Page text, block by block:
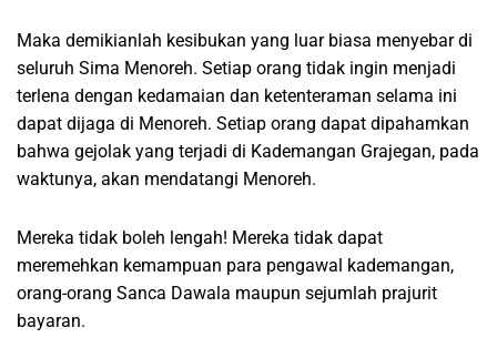
Maka demikianlah kesibukan yang luar biasa menyebar di
seluruh Sima Menoreh. Setiap orang tidak ingin menjadi
terlena dengan kedamaian dan ketenteraman selama ini
dapat dijaga di Menoreh. Setiap orang dapat dipahamkan
bahwa gejolak yang terjadi di Kademangan Grajegan, pada
waktunya, akan mendatangi Menoreh.
Mereka tidak boleh lengah! Mereka tidak dapat
meremehkan kemampuan para pengawal kademangan,
orang-orang Sanca Dawala maupun sejumlah prajurit
bayaran.